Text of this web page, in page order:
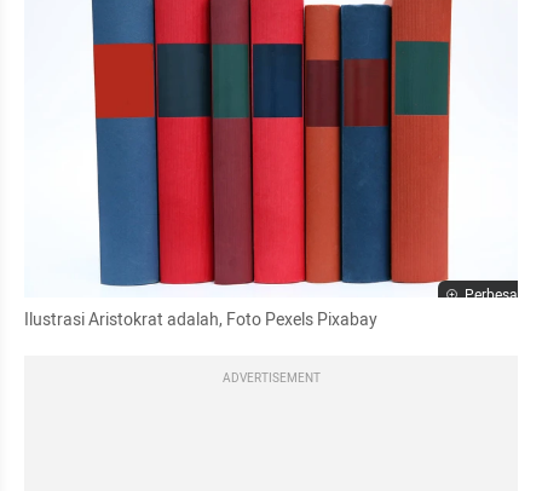
Perbesar
Ilustrasi Aristokrat adalah, Foto Pexels Pixabay
ADVERTISEMENT